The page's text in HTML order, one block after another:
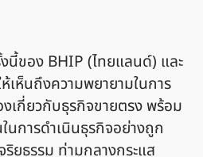
ของ BHIP (ไทยแลนด์) และ
ห็นถึงความพยายามในการ
งเกี่ยวกับธุรกิจขายตรง พร้อม
การดำเนินธุรกิจอย่างถูก
ยธรรม ท่ามกลางกระแส